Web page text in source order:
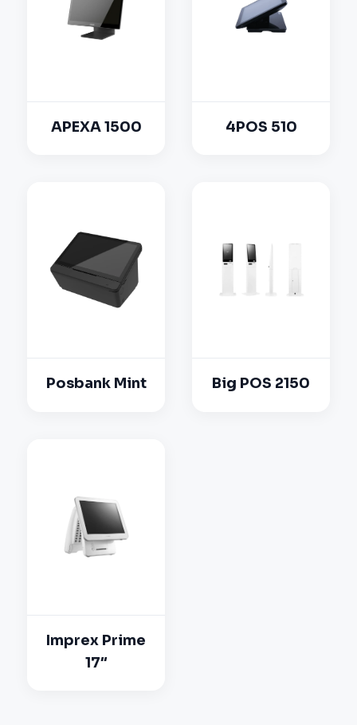
APEXA 1500 4POS 510
Posbank Mint Big POS 2150
Imprex Prime
17″